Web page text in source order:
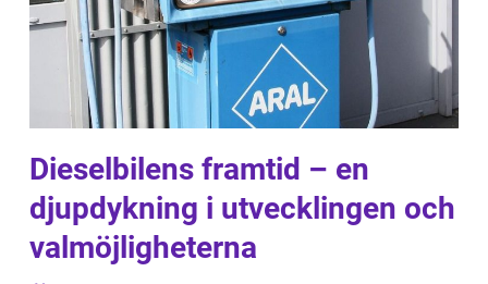
Dieselbilens framtid – en
djupdykning i utvecklingen och
valmöjligheterna